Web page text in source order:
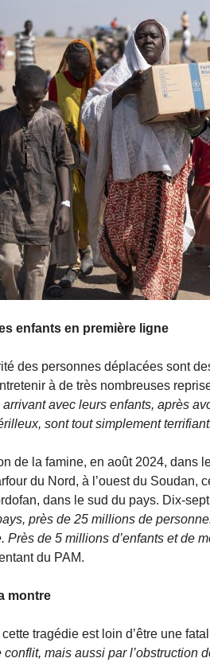
enfants en première ligne
des personnes déplacées sont
à de très nombreuses
avec leurs enfants, après
sont tout simplement
de la famine, en août 2024, dans
du Nord, à l’ouest du Soudan,
dans le sud du pays. Dix-
près de 25 millions de
Près de 5 millions d’enfants et de
du PAM.
montre
tragédie est loin d’être une
mais aussi par l’obstruction